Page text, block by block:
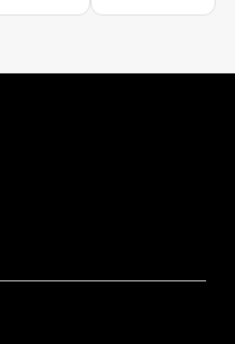
SCENTED
CREAM